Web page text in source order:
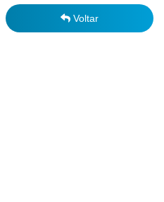
Voltar